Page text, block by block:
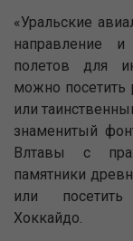
«Уральские
направление
полетов для
можно
или
знаменитый
Влтавы с
памятники
или посетить
Хоккайдо.